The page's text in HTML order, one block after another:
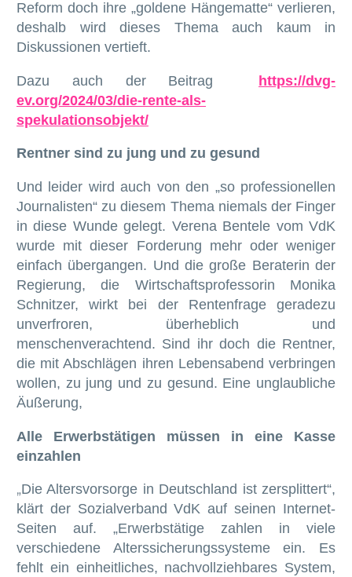
Reform doch ihre „goldene Hängematte“ verlieren,
deshalb wird dieses Thema auch kaum in
Diskussionen vertieft.
Dazu auch der Beitrag https://dvg-
ev.org/2024/03/die-rente-als-
spekulationsobjekt/
Rentner sind zu jung und zu gesund
Und leider wird auch von den „so professionellen
Journalisten“ zu diesem Thema niemals der Finger
in diese Wunde gelegt. Verena Bentele vom VdK
wurde mit dieser Forderung mehr oder weniger
einfach übergangen. Und die große Beraterin der
Regierung, die Wirtschaftsprofessorin Monika
Schnitzer, wirkt bei der Rentenfrage geradezu
unverfroren, überheblich und
menschenverachtend. Sind ihr doch die Rentner,
die mit Abschlägen ihren Lebensabend verbringen
wollen, zu jung und zu gesund. Eine unglaubliche
Äußerung,
Alle Erwerbstätigen müssen in eine Kasse
einzahlen
„Die Altersvorsorge in Deutschland ist zersplittert“,
klärt der Sozialverband VdK auf seinen Internet-
Seiten auf. „Erwerbstätige zahlen in viele
verschiedene Alterssicherungssysteme ein. Es
fehlt ein einheitliches, nachvollziehbares System,